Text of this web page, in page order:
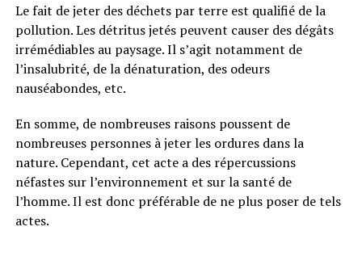
Le fait de jeter des déchets par terre est qualifié de la
pollution. Les détritus jetés peuvent causer des dégâts
irrémédiables au paysage. Il s’agit notamment de
l’insalubrité, de la dénaturation, des odeurs
nauséabondes, etc.
En somme, de nombreuses raisons poussent de
nombreuses personnes à jeter les ordures dans la
nature. Cependant, cet acte a des répercussions
néfastes sur l’environnement et sur la santé de
l’homme. Il est donc préférable de ne plus poser de tels
actes.